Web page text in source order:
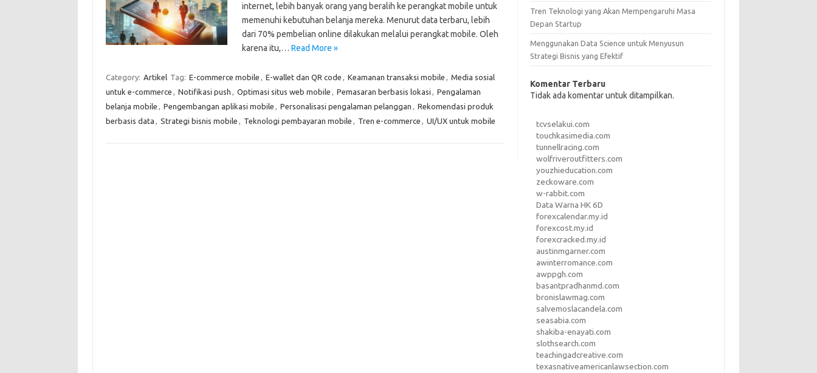
internet, lebih banyak orang yang beralih ke perangkat mobile untuk
memenuhi kebutuhan belanja mereka. Menurut data terbaru, lebih
dari 70% pembelian online dilakukan melalui perangkat mobile. Oleh
karena itu,… Read More »
Category: Artikel Tag: E-commerce mobile , E-wallet dan QR code , Keamanan transaksi mobile , Media sosial
untuk e-commerce , Notifikasi push , Optimasi situs web mobile , Pemasaran berbasis lokasi , Pengalaman
belanja mobile , Pengembangan aplikasi mobile , Personalisasi pengalaman pelanggan , Rekomendasi produk
berbasis data , Strategi bisnis mobile , Teknologi pembayaran mobile , Tren e-commerce , UI/UX untuk mobile
Tren Teknologi yang Akan Mempengaruhi Masa
Depan Startup
Menggunakan Data Science untuk Menyusun
Strategi Bisnis yang Efektif
Komentar Terbaru
Tidak ada komentar untuk ditampilkan.
tcvselakui.com
touchkasimedia.com
tunnellracing.com
wolfriveroutfitters.com
youzhieducation.com
zeckoware.com
w-rabbit.com
Data Warna HK 6D
forexcalendar.my.id
forexcost.my.id
forexcracked.my.id
austinmgarner.com
awinterromance.com
awppgh.com
basantpradhanmd.com
bronislawmag.com
salvemoslacandela.com
seasabia.com
shakiba-enayati.com
slothsearch.com
teachingadcreative.com
texasnativeamericanlawsection.com